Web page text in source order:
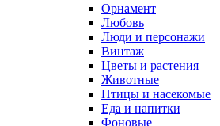
Орнамент
Любовь
Люди и персонажи
Винтаж
Цветы и растения
Животные
Птицы и насекомые
Еда и напитки
Фоновые